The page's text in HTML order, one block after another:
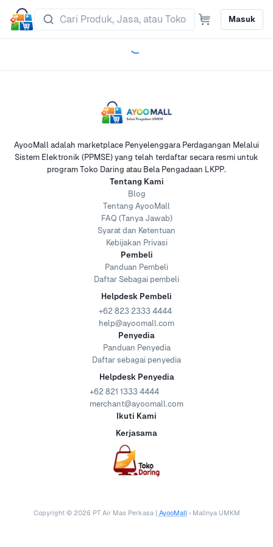
Masuk
AyooMall adalah marketplace Penyelenggara Perdagangan Melalui
Sistem Elektronik (PPMSE) yang telah terdaftar secara resmi untuk
program Toko Daring atau Bela Pengadaan LKPP.
Tentang Kami
Blog
Tentang AyooMall
FAQ (Tanya Jawab)
Syarat dan Ketentuan
Kebijakan Privasi
Pembeli
Panduan Pembeli
Daftar Sebagai pembeli
Helpdesk Pembeli
+62 823 2333 4444
help@ayoomall.com
Penyedia
Panduan Penyedia
Daftar sebagai penyedia
Helpdesk Penyedia
+62 821 1333 4444
merchant@ayoomall.com
Ikuti Kami
Kerjasama
Copyright © 2026 PT Air Mas Perkasa | AyooMall • Mallnya UMKM